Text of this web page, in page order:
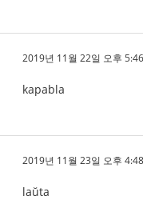
2019년 11월 22일 오후
kapabla
2019년 11월 23일 오후
laŭta